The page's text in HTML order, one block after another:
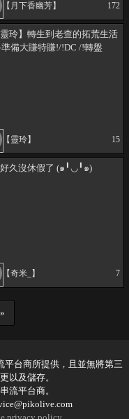
【月下香幽芳】 172
玲】轉生到老查的拓荒生活
準備大賺特賺!/!DC /!轉盤
【靈玲】 15
久沒休假了 (๑╹◡╹๑)
【奇米_】 7
»
平台商所提供，且並無將第三
以及儲存。
流平台商。